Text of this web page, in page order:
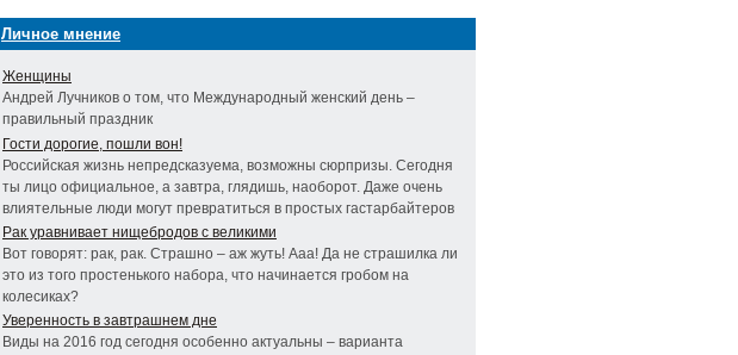
Личное мнение
Женщины
Андрей Лучников о том, что Международный женский день –
правильный праздник
Гости дорогие, пошли вон!
Российская жизнь непредсказуема, возможны сюрпризы. Сегодня
ты лицо официальное, а завтра, глядишь, наоборот. Даже очень
влиятельные люди могут превратиться в простых гастарбайтеров
Рак уравнивает нищебродов с великими
Вот говорят: рак, рак. Страшно – аж жуть! Ааа! Да не страшилка ли
это из того простенького набора, что начинается гробом на
колесиках?
Уверенность в завтрашнем дне
Виды на 2016 год сегодня особенно актуальны – варианта